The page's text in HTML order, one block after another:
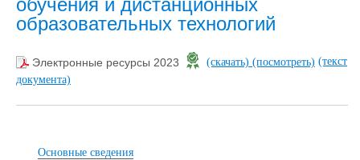
обучения и дистанционных
образовательных технологий
Электронные ресурсы 2023 (скачать) (посмотреть) (текст
документа)
Основные сведения